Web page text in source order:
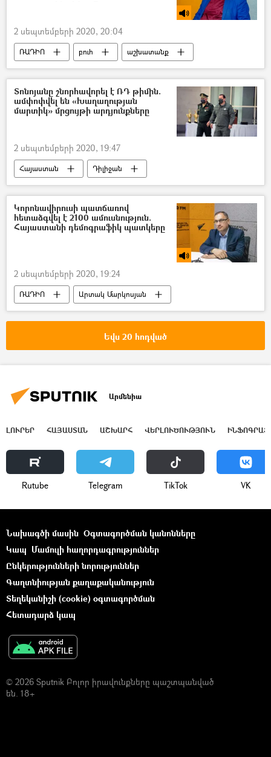
2 սեպտեմբերի 2020, 20:04
ՌԱԴԻՈ բուհ
աշխատանք
աշխատատեղ
Տոնոյանը շնորհավորել է ՌԴ թիմին.
ամփոփվել են «Խաղաղության
մարտիկ» մրցույթի արդյունքները
2 սեպտեմբերի 2020, 19:47
Հայաստան
Դիլիջան
Դավիթ Տոնոյան
Կորոնավիրուսի պատճառով
հետաձգվել է 2100 ամուսնություն.
Հայաստանի դեմոգրաֆիկ պատկերը
2 սեպտեմբերի 2020, 19:24
ՌԱԴԻՈ
Արտակ Մարկոսյան
ամուսնություն
ամուսնալուծություն
Եվս 20 հոդված
Արմենիա
ԼՈՒՐԵՐ ՀԱՅԱՍՏԱՆ ԱՇԽԱՐՀ ՎԵՐԼՈՒԾՈՒԹՅՈՒՆ
Rutube Telegram ТikТоk VK
Նախագծի մասին Օգտագործման կանոնները
Կապ Մամուլի հաղորդագրություններ
Ընկերությունների նորություններ
Գաղտնիության քաղաքականություն
Տեղեկանիշի (cookie) օգտագործման
Հետադարձ կապ
© 2026 Sputnik Բոլոր իրավունքները պաշտպանված
են. 18+